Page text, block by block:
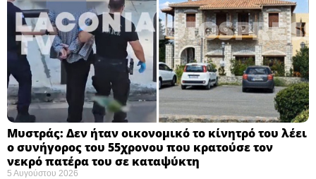
Μυστράς: Δεν ήταν οικονομικό το κίνητρό του λέει
ο συνήγορος του 55χρονου που κρατούσε τον
νεκρό πατέρα του σε καταψύκτη
5 Αυγούστου 2026